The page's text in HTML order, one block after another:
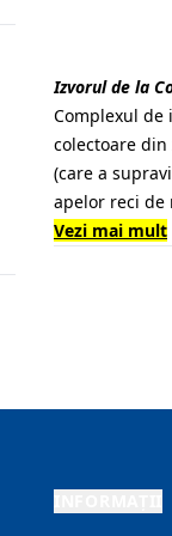
Izvorul de la
Complexul de
colectoare din
(care a
apelor reci de
Vezi mai mult